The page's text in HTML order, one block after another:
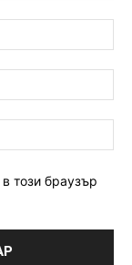
този браузър